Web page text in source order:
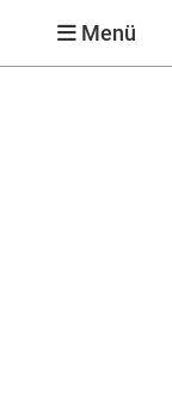
Menü